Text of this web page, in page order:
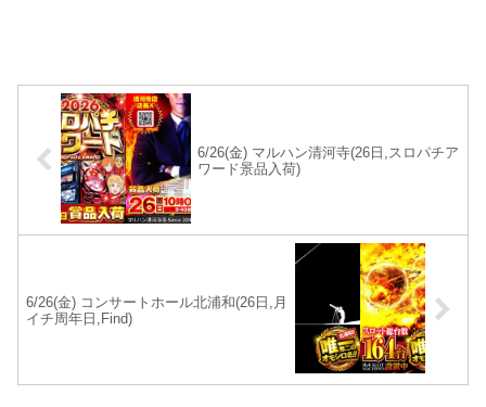
6/26(金) マルハン清河寺(26日,スロパチア
ワード景品入荷)
6/26(金) コンサートホール北浦和(26日,月
イチ周年日,Find)